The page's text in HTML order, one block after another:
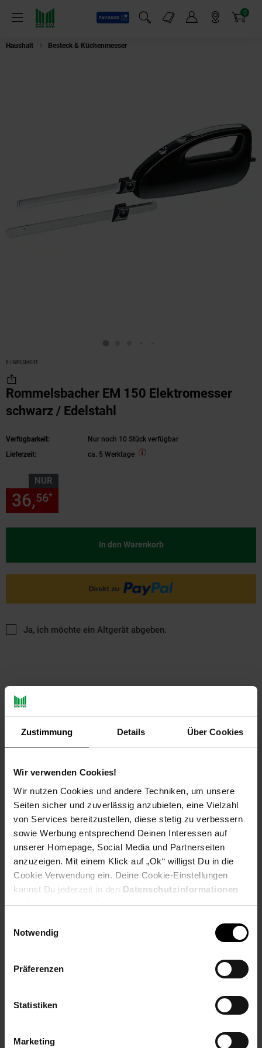
Zustimmung Details Über Cookies
Wir verwenden Cookies!
Wir nutzen Cookies und andere Techniken, um unsere
Seiten sicher und zuverlässig anzubieten, eine Vielzahl
von Services bereitzustellen, diese stetig zu verbessern
sowie Werbung entsprechend Deinen Interessen auf
unserer Homepage, Social Media und Partnerseiten
anzuzeigen. Mit einem Klick auf „Ok“ willigst Du in die
Cookie Verwendung ein. Deine Cookie-Einstellungen
kannst Du jederzeit in den Datenschutzinformationen
ändern bzw. widerrufen.
Notwendig
Präferenzen
Statistiken
Marketing
Menü
Payback
Suchfeld einblenden
Markt-Angebote 0
Artikel
Haushalt Besteck & Küchenmesser
Rommelsbacher EM 150 Elektromesser
schwarz / Edelstahl
Verfügbarkeit:
Nur noch 10 Stück verfügbar
Lieferzeit:
ca. 5 Werktage
NUR
36,56*
In den Warenkorb
Ja, ich möchte ein Altgerät abgeben.
Payback Punkte
Extra°Punkte:
0
Produktbeschreibung
Das praktische Elektromesser von Rommelsbacher erleichtert
die tägliche Arbeit beim Schneiden von Brot, Gebäck, Fleisch
und Geflügel. Durch den ergonomisch geformten Handgriff
lässt sich das Gerät leicht und angenehm bedienen. Das
empfindlichste Lebensmittel wie Sahne- oder Cremetorten
perfekt in Stücke zu zerteilen. Der kraftvolle Motor und das
ermöglichen das portionsweise Zerlegen von angetauten
sorgen für sicheren Betrieb. Reinigung leicht gemacht – denn
beide Messerklingenpaare sind geeignet für die Spülmaschine.
Artikelnummer: 3092093000